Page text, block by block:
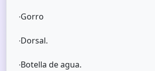
∙Gorro
∙Dorsal.
∙Botella de agua.